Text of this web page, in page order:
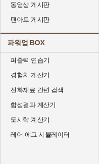
동영상 게시판
팬아트 게시판
파워업 BOX
퍼즐력 연습기
경험치 계산기
진화재료 간편 검색
합성결과 계산기
도시락 계산기
레어 에그 시뮬레이터